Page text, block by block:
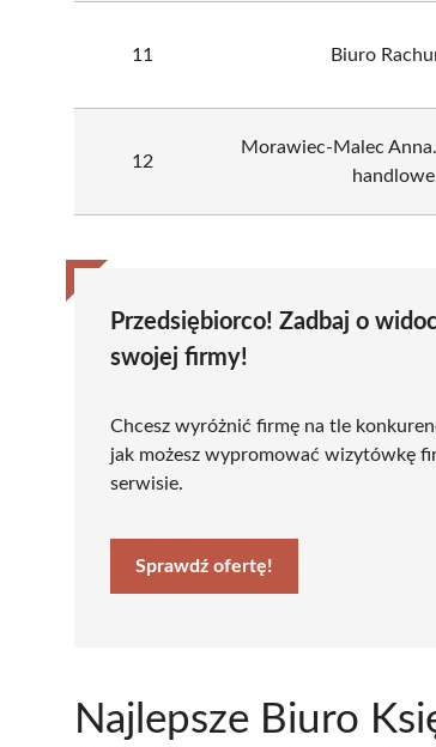
11 Biuro
12
Morawiec-Malec
Przedsiębiorco! Zadbaj o
swojej firmy!
Chcesz wyróżnić firmę na tle
jak możesz wypromować wizytówkę
serwisie.
Sprawdź ofertę!
Najlepsze Biuro